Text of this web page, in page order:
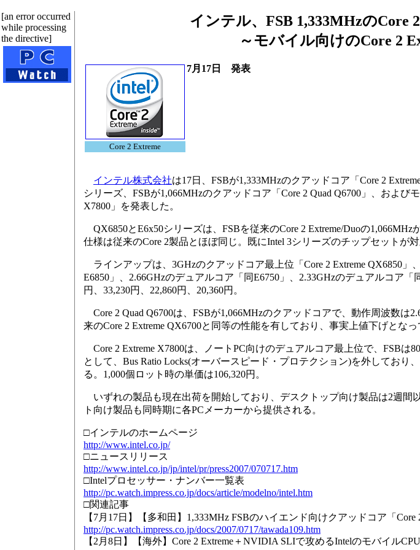
[an error occurred
while processing
the directive]
インテル、FSB 1,333MHzのCore
～モバイル向けのCore 2
Core 2 Extreme
7月17日 発表
インテル株式会社は17日、FSBが1,333MHzのクアッドコア「Core 2
シリーズ、FSBが1,066MHzのクアッドコア「Core 2 Quad Q6700」、および
X7800」を発表した。
QX6850とE6x50シリーズは、FSBを従来のCore 2 Extreme/Duoの
仕様は従来のCore 2製品とほぼ同じ。既にIntel 3シリーズのチップセットが対
ラインアップは、3GHzのクアッドコア最上位「Core 2 Extreme QX6850」
E6850」、2.66GHzのデュアルコア「同E6750」、2.33GHzのデュアルコア「
円、33,230円、22,860円、20,360円。
Core 2 Quad Q6700は、FSBが1,066MHzのクアッドコアで、動作周波数は
来のCore 2 Extreme QX6700と同等の性能を有しており、事実上値下げとなっ
Core 2 Extreme X7800は、ノートPC向けのデュアルコア最上位で、FSBは
として、Bus Ratio Locks(オーバースピード・プロテクション)を外しており
る。1,000個ロット時の単価は106,320円。
いずれの製品も現在出荷を開始しており、デスクトップ向け製品は2週間
ト向け製品も同時期に各PCメーカーから提供される。
□インテルのホームページ
http://www.intel.co.jp/
□ニュースリリース
http://www.intel.co.jp/jp/intel/pr/press2007/070717.htm
□Intelプロセッサー・ナンバー一覧表
http://pc.watch.impress.co.jp/docs/article/modelno/intel.htm
□関連記事
【7月17日】【多和田】1,333MHz FSBのハイエンド向けクアッドコア「Core
http://pc.watch.impress.co.jp/docs/2007/0717/tawada109.htm
【2月8日】【海外】Core 2 Extreme＋NVIDIA SLIで攻めるIntelのモバイルCPU